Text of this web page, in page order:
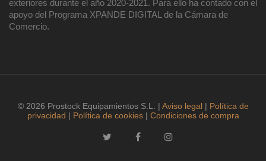
exteriores durante el año 2020-2021. Para ello ha contado con el
apoyo del Programa XPANDE DIGITAL de la Cámara de
Comercio.
© 2026 Prostock Equipamientos S.L. | Aviso legal| Política de
privacidad | Política de cookies| Condiciones de compra